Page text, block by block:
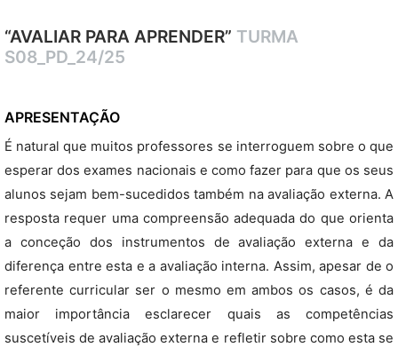
“AVALIAR PARA APRENDER” TURMA
S08_PD_24/25
APRESENTAÇÃO
É natural que muitos professores se interroguem sobre o que
esperar dos exames nacionais e como fazer para que os seus
alunos sejam bem-sucedidos também na avaliação externa. A
resposta requer uma compreensão adequada do que orienta
a conceção dos instrumentos de avaliação externa e da
diferença entre esta e a avaliação interna. Assim, apesar de o
referente curricular ser o mesmo em ambos os casos, é da
maior importância esclarecer quais as competências
suscetíveis de avaliação externa e refletir sobre como esta se